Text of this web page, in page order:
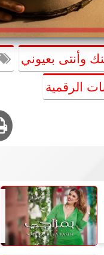
وأنتى بعيوني
الرقمية